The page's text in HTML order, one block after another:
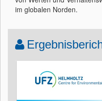
im globalen Norden.